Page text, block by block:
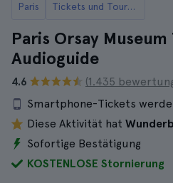
Paris Tickets und Touren für das Musée d'Orsay in Paris
Paris Orsay
Audioguide
4.6
(1.435
Smartphone-Tickets
Diese Aktivität hat
Sofortige Bestätigung
KOSTENLOSE Stornierung